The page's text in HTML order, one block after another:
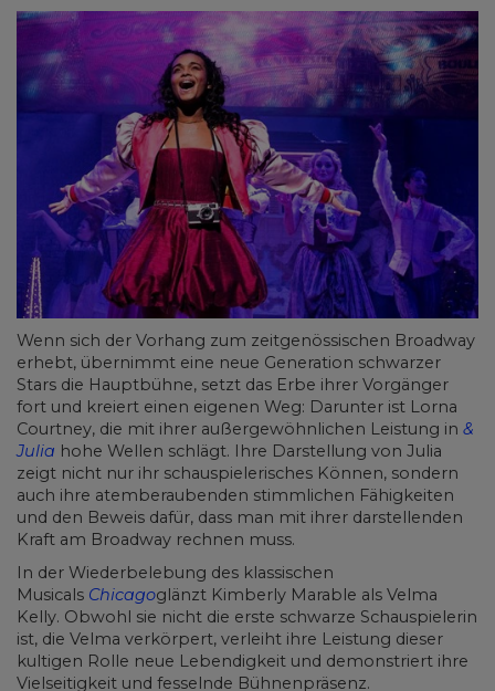
Wenn sich der Vorhang zum zeitgenössischen Broadway
erhebt, übernimmt eine neue Generation schwarzer
Stars die Hauptbühne, setzt das Erbe ihrer Vorgänger
fort und kreiert einen eigenen Weg: Darunter ist Lorna
Courtney, die mit ihrer außergewöhnlichen Leistung in &
Julia hohe Wellen schlägt. Ihre Darstellung von Julia
zeigt nicht nur ihr schauspielerisches Können, sondern
auch ihre atemberaubenden stimmlichen Fähigkeiten
und den Beweis dafür, dass man mit ihrer darstellenden
Kraft am Broadway rechnen muss.
In der Wiederbelebung des klassischen
Musicals Chicagoglänzt Kimberly Marable als Velma
Kelly. Obwohl sie nicht die erste schwarze Schauspielerin
ist, die Velma verkörpert, verleiht ihre Leistung dieser
kultigen Rolle neue Lebendigkeit und demonstriert ihre
Vielseitigkeit und fesselnde Bühnenpräsenz.